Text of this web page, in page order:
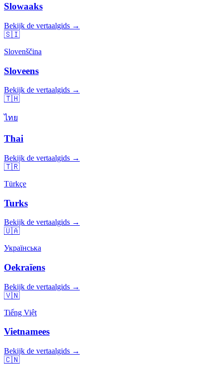
Slowaaks
Bekijk de vertaalgids →
🇸🇮
Slovenščina
Sloveens
Bekijk de vertaalgids →
🇹🇭
ไทย
Thai
Bekijk de vertaalgids →
🇹🇷
Türkçe
Turks
Bekijk de vertaalgids →
🇺🇦
Українська
Oekraïens
Bekijk de vertaalgids →
🇻🇳
Tiếng Việt
Vietnamees
Bekijk de vertaalgids →
🇨🇳